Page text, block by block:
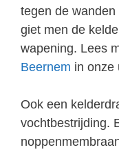
tegen de
giet men de
wapening. Lees
Beernem in onze
Ook een
vochtbestrijding.